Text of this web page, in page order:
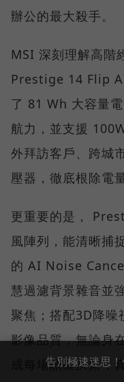
辦公的最大殺手。
MSI 深刻理解高階
Prestige 14 Flip
了 81 Wh 大容量
航力，並支援
外拜訪客戶、跨城
壓器，徹底根除電
更重要的是，
風陣列，能清晰捕
的 AI Noise
慧過濾背景雜音並
聚焦；搭配3D降噪
影像品質，無論身
成每場關鍵決策，
告別極速迷思